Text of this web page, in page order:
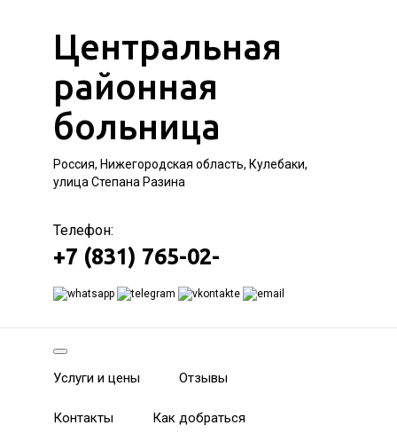
Центральная
районная
больница
Россия, Нижегородская область, Кулебаки,
улица Степана Разина
Телефон:
+7 (831) 765-02-
Услуги и цены Отзывы
Контакты Как добраться